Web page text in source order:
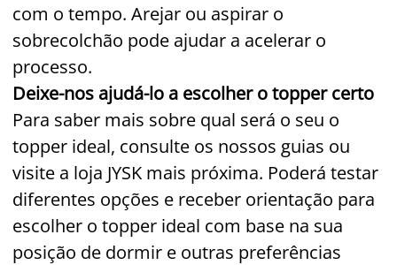
com o tempo. Arejar ou aspirar o
sobrecolchão pode ajudar a acelerar o
processo.
Deixe-nos ajudá-lo a escolher o topper certo
Para saber mais sobre qual será o seu o
topper ideal, consulte os nossos guias ou
visite a loja JYSK mais próxima. Poderá testar
diferentes opções e receber orientação para
escolher o topper ideal com base na sua
posição de dormir e outras preferências